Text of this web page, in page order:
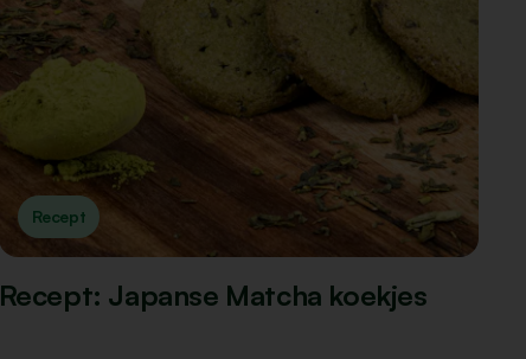
Recept
Recept: Japanse Matcha koekjes